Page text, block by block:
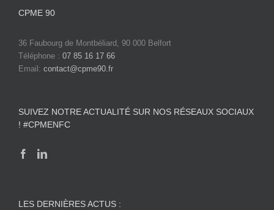
CPME 90
36 Faubourg de Montbéliard, 90 000 Belfort
Téléphone : 07 85 16 17 66
Email: contact@cpme90.fr
SUIVEZ NOTRE ACTUALITÉ SUR NOS RÉSEAUX SOCIAUX
! #CPMENFC
LES DERNIÈRES ACTUS :